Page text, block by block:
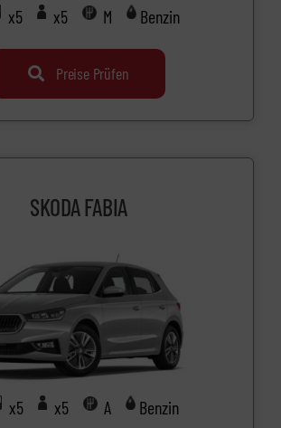
x5 x5 M Benzin
Preise Prüfen
SKODA FABIA
x5 x5 A Benzin